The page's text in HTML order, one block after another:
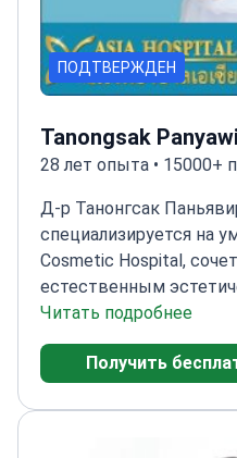
ПОДТВЕРЖДЕН
Tanongsak
28 лет опыта • 15000+
Д-р Танонгсак
специализируется на
Cosmetic Hospital,
естественным
_doctor_6135_ лет
реконструктивной
черепно-лицевой и
ГунгСертифицирован
Читать подробнее
Получить